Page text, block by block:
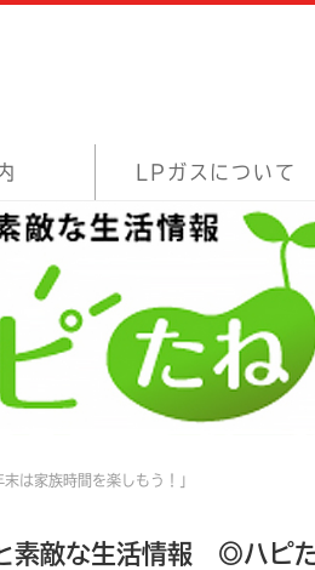
LPガスについて
家族時間を楽しもう！」
素敵な生活情報 ◎ハ